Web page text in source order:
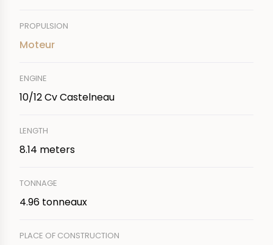
PROPULSION
Moteur
ENGINE
10/12 Cv Castelneau
LENGTH
8.14 meters
TONNAGE
4.96 tonneaux
PLACE OF CONSTRUCTION